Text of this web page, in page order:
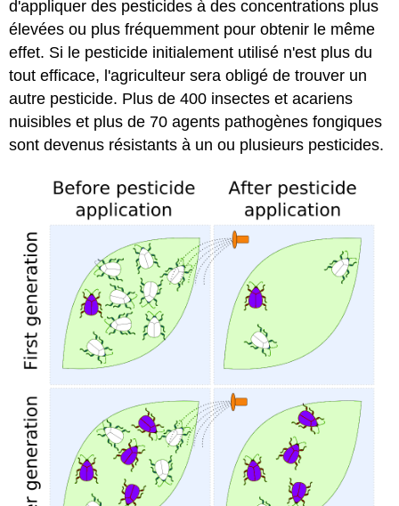
d'appliquer des pesticides à des concentrations plus
élevées ou plus fréquemment pour obtenir le même
effet. Si le pesticide initialement utilisé n'est plus du
tout efficace, l'agriculteur sera obligé de trouver un
autre pesticide. Plus de 400 insectes et acariens
nuisibles et plus de 70 agents pathogènes fongiques
sont devenus résistants à un ou plusieurs pesticides.